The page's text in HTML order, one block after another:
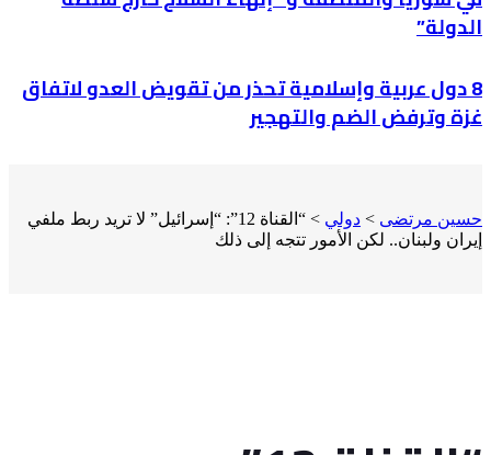
الدولة”
8 دول عربية وإسلامية تحذر من تقويض العدو لاتفاق
غزة وترفض الضم والتهجير
حسين مرتضى > دولي >
“القناة 12”: “إسرائيل” لا تريد ربط ملفي
إيران ولبنان.. لكن الأمور تتجه إلى ذلك